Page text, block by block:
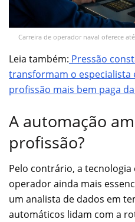
Carreira de operador naval oferece
Leia também: Pressão
transformam o especialista
profissão mais bem paga
A automação
profissão?
Pelo contrário, a
operador ainda mais
um analista de dados em
automáticos lidam com a